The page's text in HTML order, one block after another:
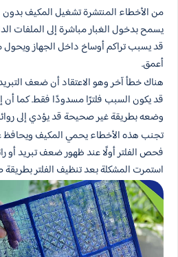
من الأخطاء المنتشرة تشغيل المكيف
يسمح بدخول الغبار مباشرة إلى الملفات
قد يسبب تراكم أوساخ داخل الجهاز
أعمق.
هناك خطأ آخر وهو الاعتقاد أن ضعف
قد يكون السبب فلترًا مسدودًا فقط. كما أن
وضعه بطريقة غير صحيحة قد يؤدي إلى
تجنب هذه الأخطاء يحمي المكيف ويحافظ
فحص الفلتر أولًا عند ظهور ضعف تبريد
استمرت المشكلة بعد تنظيف الفلتر